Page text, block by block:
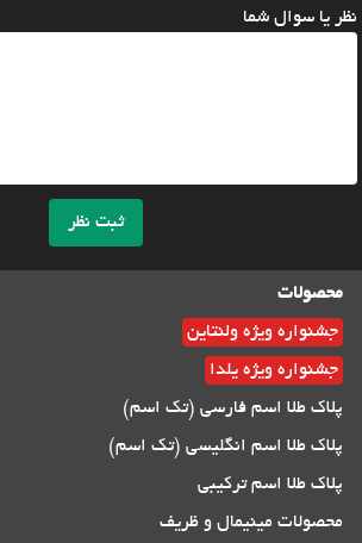
نظر یا سوال شما
ثبت نظر
محصولات
جشنواره ویژه ولنتاین
جشنواره ویژه یلدا
پلاک طلا اسم فارسی (تک اسم)
پلاک طلا اسم انگلیسی (تک اسم)
پلاک طلا اسم ترکیبی
محصولات مینیمال و ظریف